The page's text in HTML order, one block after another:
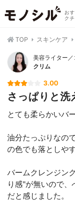
お
ク
TOP スキンケア
美容ライター
クリム
3.00
さっぱりと洗
とても柔らかいバ
油分たっぷりなの
の色でも落としや
バームクレンジン
り感"が無いので
だと感じました。